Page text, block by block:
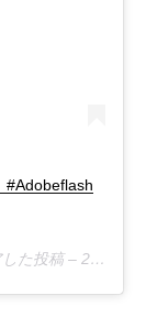
#Adobeflash
た投稿 – 2018年12月月22日午後6時35分PST